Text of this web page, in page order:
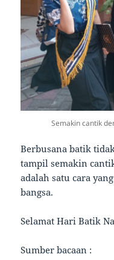
Semakin cantik
Berbusana batik
tampil semakin
adalah satu cara
bangsa.
Selamat Hari Batik
Sumber bacaan :